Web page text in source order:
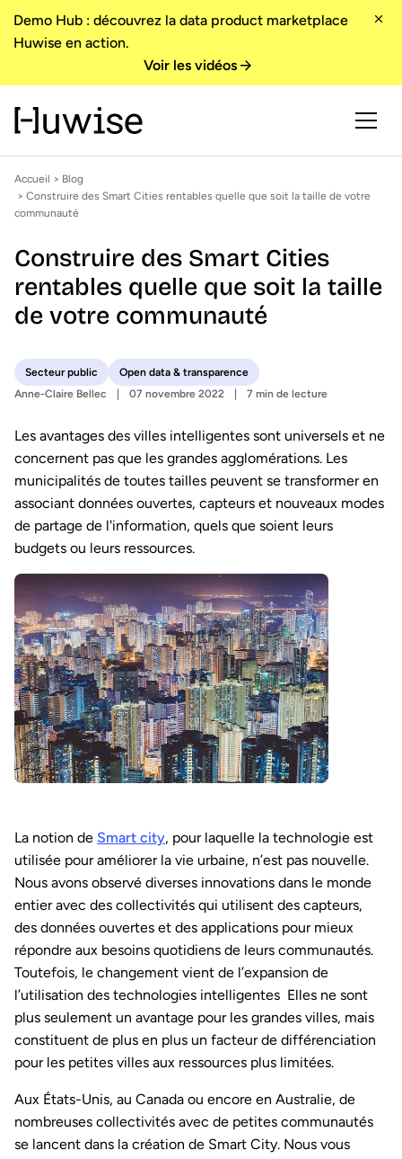
Demo Hub : découvrez la data product marketplace
Huwise en action.
Voir les vidéos
Accueil > Blog
> Construire des Smart Cities rentables quelle que soit la taille de votre
communauté
Construire des Smart Cities
rentables quelle que soit la taille
de votre communauté
Secteur public
Open data & transparence
Anne-Claire Bellec
07 novembre 2022 7 min de lecture
Les avantages des villes intelligentes sont universels et ne
concernent pas que les grandes agglomérations. Les
municipalités de toutes tailles peuvent se transformer en
associant données ouvertes, capteurs et nouveaux modes
de partage de l'information, quels que soient leurs
budgets ou leurs ressources.
La notion de Smart city, pour laquelle la technologie est
utilisée pour améliorer la vie urbaine, n’est pas nouvelle.
Nous avons observé diverses innovations dans le monde
entier avec des collectivités qui utilisent des capteurs,
des données ouvertes et des applications pour mieux
répondre aux besoins quotidiens de leurs communautés.
Toutefois, le changement vient de l’expansion de
l’utilisation des technologies intelligentes Elles ne sont
plus seulement un avantage pour les grandes villes, mais
constituent de plus en plus un facteur de différenciation
pour les petites villes aux ressources plus limitées.
Aux États-Unis, au Canada ou encore en Australie, de
nombreuses collectivités avec de petites communautés
se lancent dans la création de Smart City. Nous vous